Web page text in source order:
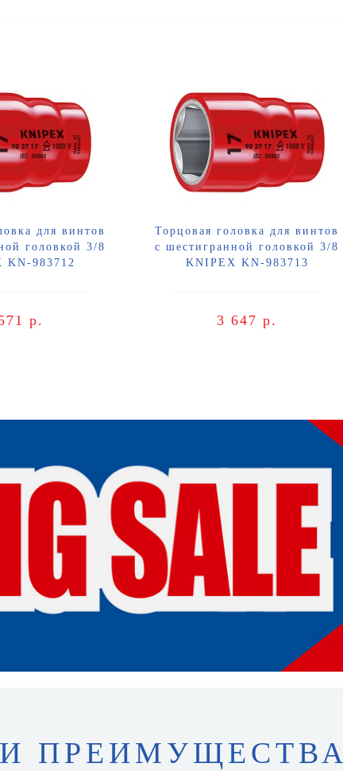
для винтов
головкой 3/8
KN-983712
р.
Торцовая головка для винтов
с шестигранной головкой 3/8
KNIPEX KN-983713
3 647 р.
ПРЕИМУЩЕСТВА